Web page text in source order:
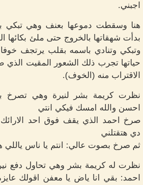
اجبني.
هنا وسقطت دموعها بعنف وهي
بدأت شهقاتها بالخروج حتى ملئ
وتبكي وتنادي باسمه بقلب يرتجف
حياتها تجرب ذلك الشعور المقيت
الاقتراب منه (الخوف).
نظرت كريمة بشر لنيرة وهي تصرخ
احسن والله امسك فيكي انتي
صرخ احمد الذي يقف فوق احد الارائك:
دي هتقتلني
ثم صرخ بصوت عالي: انتم يا ناس ياللي
نظرت له كريمة بشر وهي تحاول دفع
احمد: بقي انا ياض يا معفن اقولك